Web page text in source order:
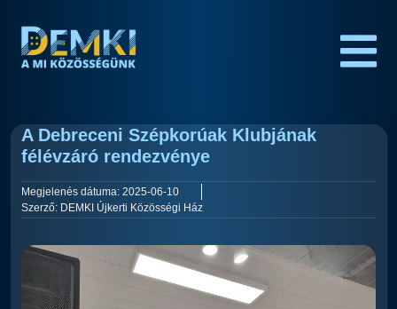
A Debreceni Szépkorúak Klubjának
félévzáró rendezvénye
Megjelenés dátuma: 2025-06-10
Szerző: DEMKI Újkerti Közösségi Ház